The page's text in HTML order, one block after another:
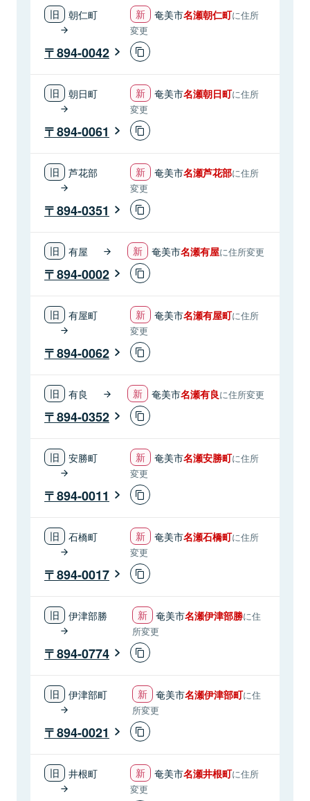
朝仁町 奄美市名瀬朝仁町に住所
変更
894-0042
朝日町 奄美市名瀬朝日町に住所
変更
894-0061
芦花部 奄美市名瀬芦花部に住所
変更
894-0351
有屋 奄美市名瀬有屋に住所変更
894-0002
有屋町 奄美市名瀬有屋町に住所
変更
894-0062
有良 奄美市名瀬有良に住所変更
894-0352
安勝町 奄美市名瀬安勝町に住所
変更
894-0011
石橋町 奄美市名瀬石橋町に住所
変更
894-0017
伊津部勝 奄美市名瀬伊津部勝に住
所変更
894-0774
伊津部町 奄美市名瀬伊津部町に住
所変更
894-0021
井根町 奄美市名瀬井根町に住所
変更